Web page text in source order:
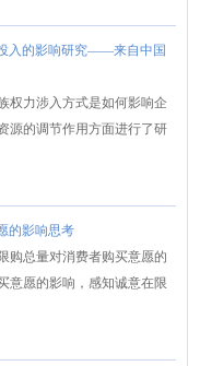
入的影响研究——来自中国
权力涉入方式是如何影响企
源的调节作用方面进行了研
的影响思考
购总量对消费者购买意愿的
意愿的影响，感知诚意在限